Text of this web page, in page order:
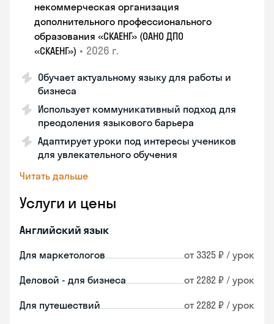
некоммерческая организация
дополнительного профессионального
образования «СКАЕНГ» (ОАНО ДПО
«СКАЕНГ») • 2026 г.
Обучает актуальному языку для работы и
бизнеса
Использует коммуникативный подход для
преодоления языкового барьера
Адаптирует уроки под интересы учеников
для увлекательного обучения
Читать дальше
Услуги и цены
Английский язык
Для маркетологов от 3325 ₽ / урок
Деловой - для бизнеса от 2282 ₽ / урок
Для путешествий от 2282 ₽ / урок